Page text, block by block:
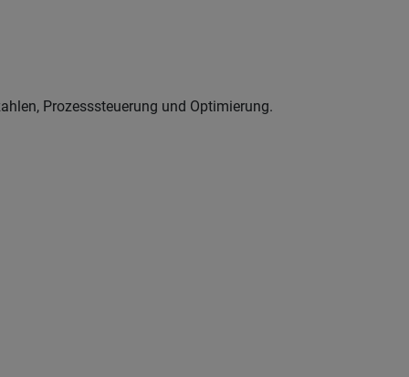
Prozesssteuerung und Optimierung.